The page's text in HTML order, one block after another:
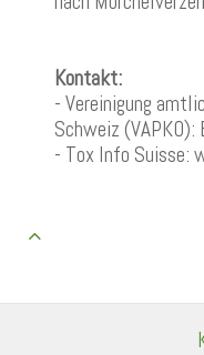
Kontakt:
- Vereinigung
Schweiz
- Tox Info Suisse: